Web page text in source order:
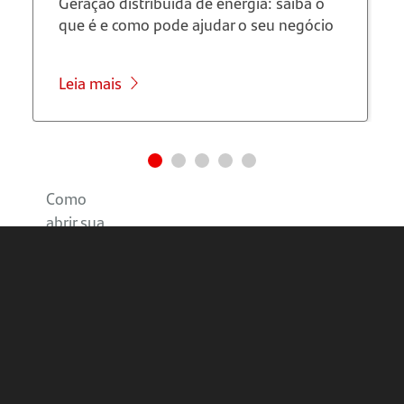
marketing
mais
Programa
Como
abrir sua
que é e como pode ajudar o seu negócio
Leia mais